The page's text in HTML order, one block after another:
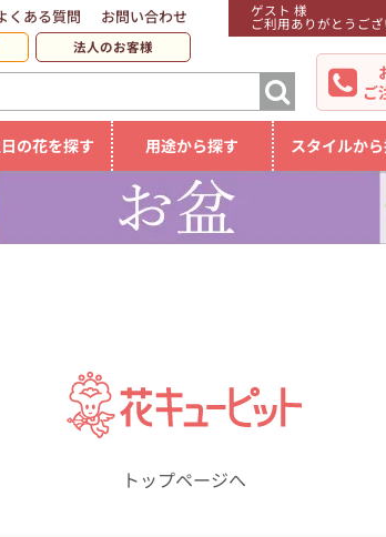
ゲスト 様
ご利用ありがとうござ
くある質問 お問い合わせ
法人のお客様
ご
の花を探す 用途から探す スタイルか
トップページへ